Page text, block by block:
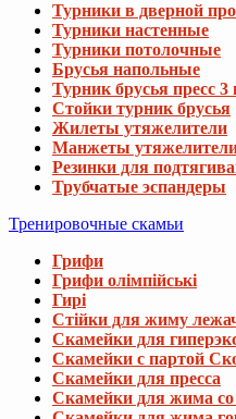
Турники в дверной
Турники настенные
Турники потолочные
Брусья напольные
Турник брусья пресс 3
Стойки турник брусья
Жилеты утяжелители
Манжеты
Резинки для
Трубчатые эспандеры
Тренировочные скамьи
Грифи
Грифи олімпійські
Гирі
Стійки для жиму
Скамейки для
Скамейки с партой
Скамейки для пресса
Скамейки для жима со